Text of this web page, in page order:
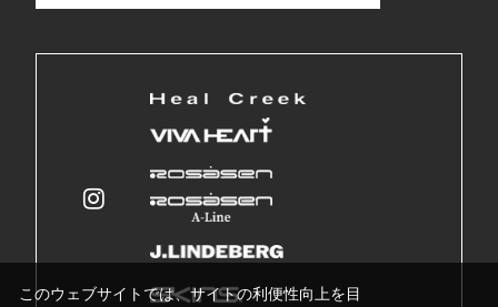
このウェブサイトでは、サイトの利便性向上を目